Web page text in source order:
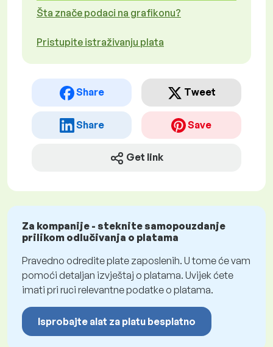
Šta znače podaci na grafikonu?
Pristupite istraživanju plata
Share Tweet
Share Save
Get link
Za kompanije - steknite samopouzdanje
prilikom odlučivanja o platama
Pravedno odredite plate zaposlenih. U tome će vam
pomoći detaljan izvještaj o platama. Uvijek ćete
imati pri ruci relevantne podatke o platama.
Isprobajte alat za platu besplatno